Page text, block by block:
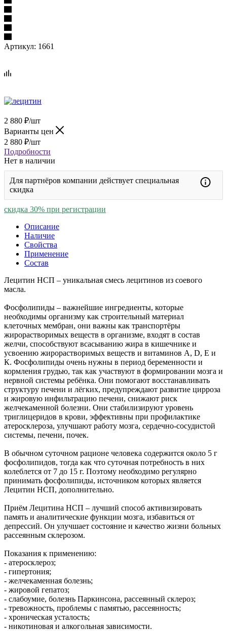
Артикул: 1661
2 880 ₽/шт
Варианты цен
2 880 ₽/шт
Подробности
Нет в наличии
Для партнёров компании действует специальная
скидка
скидка 30% при регистрации
Описание
Наличие
Свойства
Применение
Состав
Лецитин НСП – уникальная смесь лецитинов из соевого
маслa.
Фосфолипиды – важнейшие ингредиенты, которые
необходимы организму как строительный материал
клеточных мембран, они важны как транспортёры
жирорастворимых веществ в организме, входят в состав
желчи, способствуют всасыванию жира в кишечнике и
усвоению жирорастворимых веществ и витаминов А, D, Е и
К. Фосфолипиды очень нужны в период беременности и
кормления грудью, так как участвуют в формировании мозга и
нервной системы ребёнка. Они помогают восстанавливать
структуру печени и лёгких, предупреждают развитие цирроза
и жировую инфильтрацию печени, снижают риск
желчекаменной болезни. Они стабилизируют уровень
триглицеридов в крови, эффективны при профилактике
атеросклероза, улучшают работу мозга, сердечно-сосудистой
системы, печени, почек.
В обычном суточном рационе человека содержится около 5 г
фосфолипидов, тогда как что суточная потребность в них
колеблется от 7 до 15 г. Поэтому необходимо регулярно
принимать фосфолипиды, источником которых является
Лецитин НСП, дополнительно.
Приём Лецитина НСП – лучший способ активизировать
память и аналитические функции мозга, избавиться от
депрессий. Он улучшает состояние и качество жизни больных
рассеянным склерозом.
Показания к применению:
- атеросклероз;
- гипертония;
- желчекаменная болезнь;
- жировой гепатоз;
- слабоумие, болезнь Паркинсона, рассеянный склероз;
- тревожность, проблемы с памятью, рассеянность;
- хроническая усталость;
- никотиновая и алкогольная зависимости.